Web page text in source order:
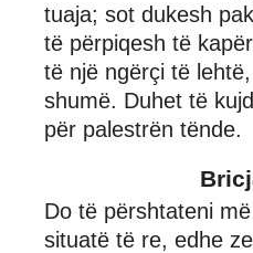
tuaja; sot dukesh
të përpiqesh të
të një ngërçi të
shumë. Duhet të
për palestrën tënde.
Do të përshtateni
situatë të re, edhe